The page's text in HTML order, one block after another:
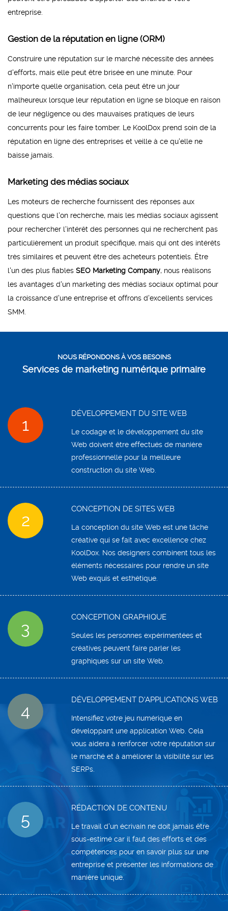
entreprise.
Gestion de la réputation en ligne (ORM)
Construire une réputation sur le marché nécessite des années
d'efforts, mais elle peut être brisée en une minute. Pour
n'importe quelle organisation, cela peut être un jour
malheureux lorsque leur réputation en ligne se bloque en raison
de leur négligence ou des mauvaises pratiques de leurs
concurrents pour les faire tomber. Le KoolDox prend soin de la
réputation en ligne des entreprises et veille à ce qu'elle ne
baisse jamais.
Marketing des médias sociaux
Les moteurs de recherche fournissent des réponses aux
questions que l'on recherche, mais les médias sociaux agissent
pour rechercher l'intérêt des personnes qui ne recherchent pas
particulièrement un produit spécifique, mais qui ont des intérêts
très similaires et peuvent être des acheteurs potentiels. Être
l'un des plus fiables SEO Marketing Company, nous réalisons
les avantages d'un marketing des médias sociaux optimal pour
la croissance d'une entreprise et offrons d'excellents services
SMM.
NOUS RÉPONDONS À VOS BESOINS
Services de marketing numérique primaire
1
DÉVELOPPEMENT DU SITE WEB
Le codage et le développement du site
Web doivent être effectués de manière
professionnelle pour la meilleure
construction du site Web.
2
CONCEPTION DE SITES WEB
La conception du site Web est une tâche
créative qui se fait avec excellence chez
KoolDox. Nos designers combinent tous les
éléments nécessaires pour rendre un site
Web exquis et esthétique.
3
CONCEPTION GRAPHIQUE
Seules les personnes expérimentées et
créatives peuvent faire parler les
graphiques sur un site Web.
4
DÉVELOPPEMENT D'APPLICATIONS WEB
Intensifiez votre jeu numérique en
développant une application Web. Cela
vous aidera à renforcer votre réputation sur
le marché et à améliorer la visibilité sur les
SERPs.
5
RÉDACTION DE CONTENU
Le travail d'un écrivain ne doit jamais être
sous-estimé car il faut des efforts et des
compétences pour en savoir plus sur une
entreprise et présenter les informations de
manière unique.